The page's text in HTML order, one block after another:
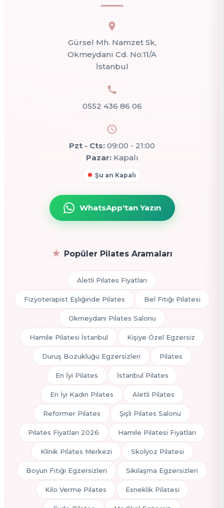
Gürsel Mh. Namzet Sk,
Okmeydanı Cd. No:11/A
İstanbul
0552 436 86 06
Pzt - Cts: 09:00 - 21:00
Pazar:Kapalı
Şu an Kapalı
WhatsApp'tan Yazın
Popüler Pilates Aramaları
Aletli Pilates Fiyatları
Fizyoterapist Eşliğinde Pilates Bel Fıtığı Pilatesi
Okmeydanı Pilates Salonu
Hamile Pilatesi İstanbul Kişiye Özel Egzersiz
Duruş Bozukluğu Egzersizleri Pilates
En İyi Pilates İstanbul Pilates
En İyi Kadın Pilates Aletli Pilates
Reformer Pilates Şişli Pilates Salonu
Pilates Fiyatları 2026 Hamile Pilatesi Fiyatları
Klinik Pilates Merkezi Skolyoz Pilatesi
Boyun Fıtığı Egzersizleri Sıkılaşma Egzersizleri
Kilo Verme Pilates Esneklik Pilatesi